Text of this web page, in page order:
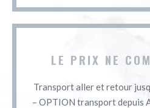
LE PRIX NE
Transport aller et retour
– OPTION transport depuis